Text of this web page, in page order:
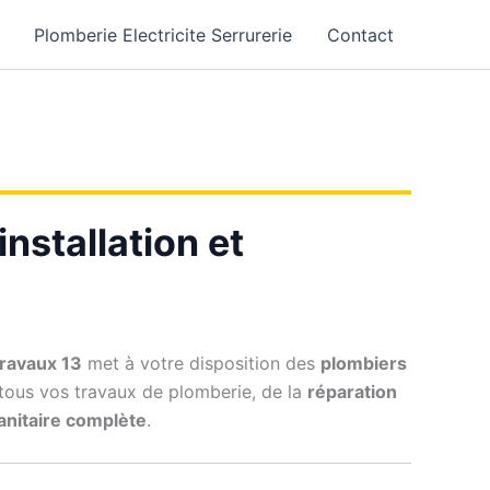
Plomberie Electricite Serrurerie Contact
et
13 met à votre disposition des plombiers
vos travaux de plomberie, de la réparation
complète.